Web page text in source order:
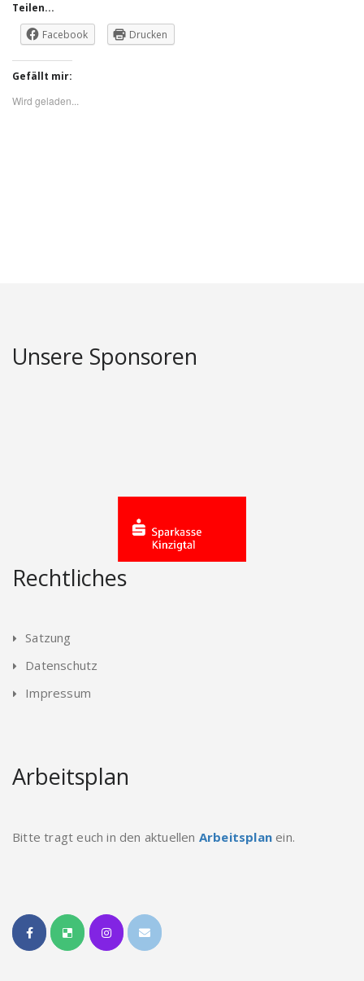
Teilen...
Facebook
Drucken
Gefällt mir:
Wird geladen...
Unsere Sponsoren
Rechtliches
Satzung
Datenschutz
Impressum
Arbeitsplan
Bitte tragt euch in den aktuellen Arbeitsplan ein.